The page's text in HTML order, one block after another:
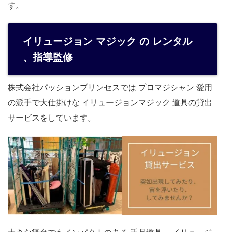
す。
イリュージョン マジック の レンタル
、指導監修
株式会社パッションプリンセスでは プロマジシャン 愛用
の派手で大仕掛けな イリュージョンマジック 道具の貸出
サービスをしています。